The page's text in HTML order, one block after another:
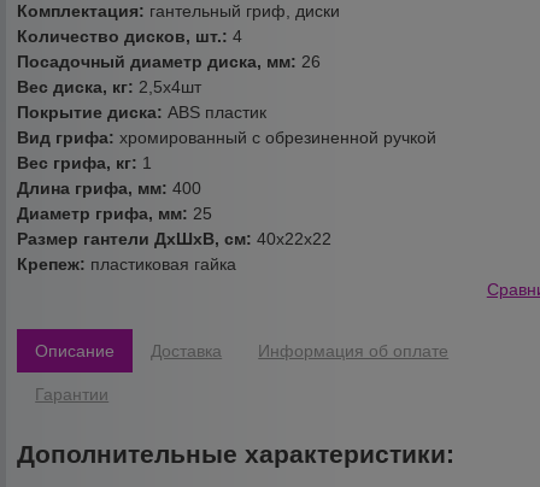
Комплектация: гантельный гриф, диски
Количество дисков, шт.:4
Посадочный диаметр диска, мм: 26
Вес диска, кг: 2,5х4шт
Покрытие диска:ABS пластик
Вид грифа:хромированный с обрезиненной ручкой
Вес грифа, кг: 1
Длина грифа, мм:400
Диаметр грифа, мм: 25
Размер гантели ДхШхВ, см:40х22х22
Крепеж: пластиковая гайка
Описание Доставка Информация об оплате
Гарантии
Дополнительные характеристики: